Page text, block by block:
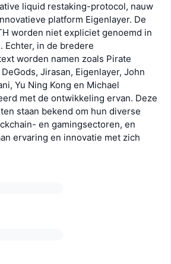
liquid restaking-protocol, nauw
platform Eigenlayer. De
worden niet expliciet genoemd in
Echter, in de bredere
worden namen zoals Pirate
Jirasan, Eigenlayer, John
Yu Ning Kong en Michael
met de ontwikkeling ervan. Deze
staan bekend om hun diverse
en gamingsectoren, en
ervaring en innovatie met zich